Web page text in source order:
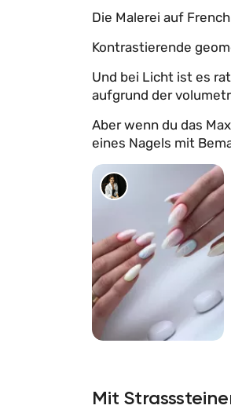
Die Malerei auf
Kontrastierende
Und bei Licht ist es
aufgrund der
Aber wenn du das
eines Nagels mit
113
Mit